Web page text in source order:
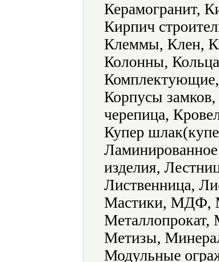
Керамогранит,
Кирпич
Клеммы, Клен,
Колонны,
Комплектующие,
Корпусы
черепица,
Купер
изделия,
Лиственница,
Мастики, МДФ,
Металлопрокат,
Метизы,
Модульные